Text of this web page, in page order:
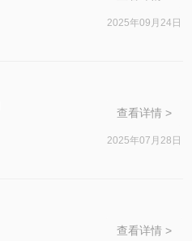
2025年09月24日
查看详情 >
2025年07月28日
查看详情 >